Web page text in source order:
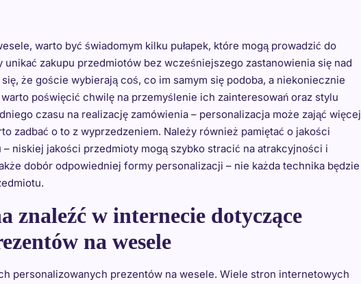
warto być świadomym kilku pułapek, które mogą prowadzić do
zakupu przedmiotów bez wcześniejszego zastanowienia się nad
że goście wybierają coś, co im samym się podoba, a niekoniecznie
poświęcić chwilę na przemyślenie ich zainteresowań oraz stylu
czasu na realizację zamówienia – personalizacja może zająć więcej
zadbać o to z wyprzedzeniem. Należy również pamiętać o jakości
niskiej jakości przedmioty mogą szybko stracić na atrakcyjności i
dobór odpowiedniej formy personalizacji – nie każda technika będzie
znaleźć w internecie dotyczące
na wesele
personalizowanych prezentów na wesele. Wiele stron internetowych